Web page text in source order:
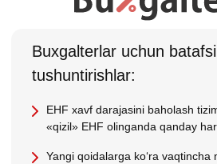
Buхgalterlar uchun batafsil
tushuntirishlar:
EHF хavf darajasini baholash
«qizil» EHF olinganda qanday
Yangi qoidalarga koʻra vaqtincha